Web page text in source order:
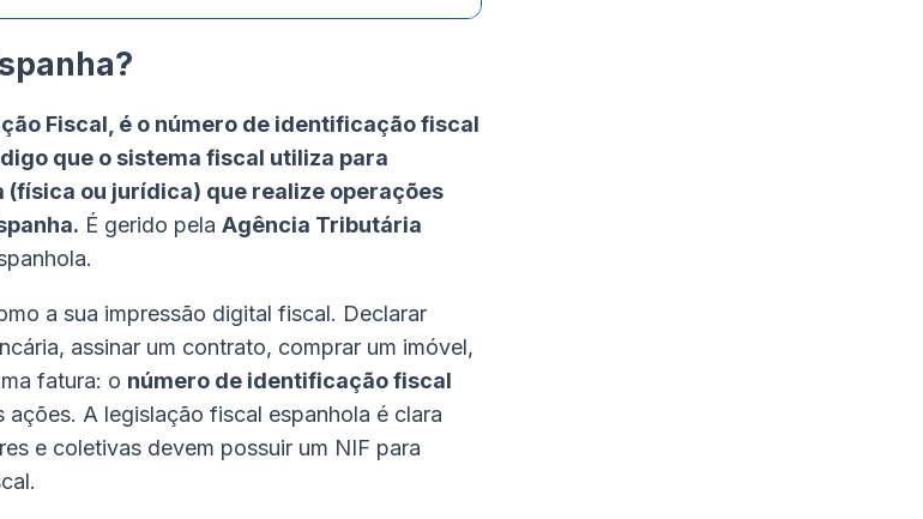
Fiscal, é o número de identificação fiscal
que o sistema fiscal utiliza para
ou jurídica) que realize operações
É gerido pela Agência Tributária
a sua impressão digital fiscal. Declarar
assinar um contrato, comprar um imóvel,
fatura: o número de identificação fiscal
A legislação fiscal espanhola é clara
e coletivas devem possuir um NIF para